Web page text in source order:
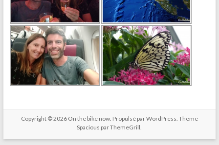
Copyright © 2026 On the bike now. Propulsé parWordPress . Theme
Spacious parThemeGrill